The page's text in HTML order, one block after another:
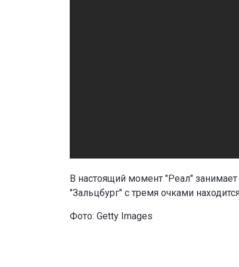
В настоящий момент "Реал"
"Зальцбург" с тремя очками
Фото: Getty Images